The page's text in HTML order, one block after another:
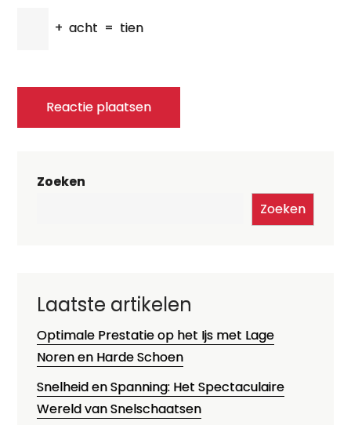
+ acht = tien
Zoeken
Zoeken
Laatste artikelen
Optimale Prestatie op het Ijs met Lage
Noren en Harde Schoen
Snelheid en Spanning: Het Spectaculaire
Wereld van Snelschaatsen